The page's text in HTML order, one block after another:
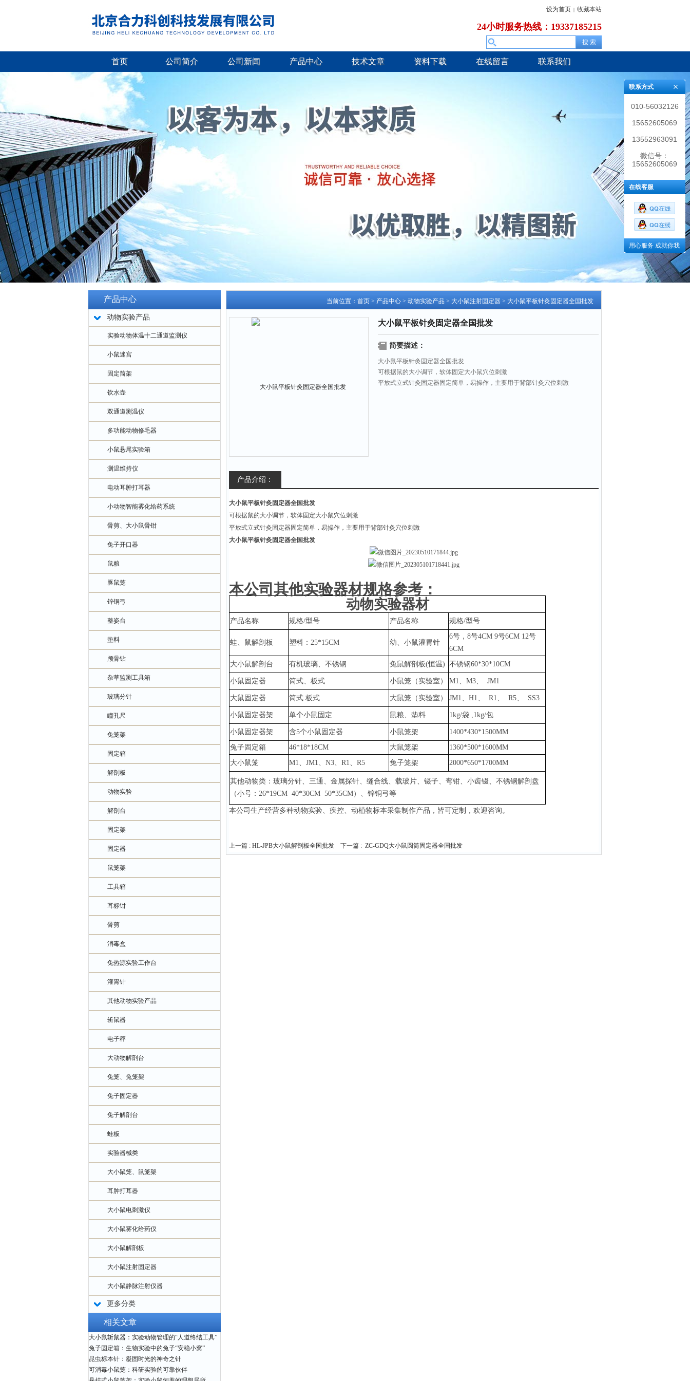
设为首页 | 收藏本站
24小时服务热线：19337185215
首页 公司简介 公司新闻 产品中心 技术文章 资料下载 在线留言 联系我们
产品中心
动物实验产品
实验动物体温十二通道监测仪
小鼠迷宫
固定筒架
饮水壶
双通道测温仪
多功能动物修毛器
小鼠悬尾实验箱
测温维持仪
电动耳肿打耳器
小动物智能雾化给药系统
骨剪、大小鼠骨钳
兔子开口器
鼠粮
豚鼠笼
锌铜弓
整姿台
垫料
颅骨钻
杂草监测工具箱
玻璃分针
瞳孔尺
兔笼架
固定箱
解剖板
动物实验
解剖台
固定架
固定器
鼠笼架
工具箱
耳标钳
骨剪
消毒盒
兔热源实验工作台
灌胃针
其他动物实验产品
斩鼠器
电子秤
大动物解剖台
兔笼、兔笼架
兔子固定器
兔子解剖台
蛙板
实验器械类
大小鼠笼、鼠笼架
耳肿打耳器
大小鼠电刺激仪
大小鼠雾化给药仪
大小鼠解剖板
大小鼠注射固定器
大小鼠静脉注射仪器
更多分类
相关文章
大小鼠斩鼠器：实验动物管理的“人道终结工具”
兔子固定箱：生物实验中的兔子“安稳小窝”
昆虫标本针：凝固时光的神奇之针
可消毒小鼠笼：科研实验的可靠伙伴
当前位置： 首页 > 产品中心 > 动物实验产品 > 大小鼠注射固定器 > 大小鼠平板针灸固定器全国批发
大小鼠平板针灸固定器全国批发
简要描述：
大小鼠平板针灸固定器全国批发
可根据鼠的大小调节，软体固定大小鼠穴位刺激
平放式立式针灸固定器固定简单，易操作，主要用于背部针灸穴位刺激
产品介绍：
大小鼠平板针灸固定器全国批发
可根据鼠的大小调节，软体固定大小鼠穴位刺激
平放式立式针灸固定器固定简单，易操作，主要用于背部针灸穴位刺激
大小鼠平板针灸固定器全国批发
本公司其他实验器材规格参考：
动物实验器材
产品名称 规格/型号 产品名称 规格/型号
蛙、鼠解剖板 塑料： 25*15CM 幼、小鼠灌胃针
6号，8号4CM 9号6CM 12号
6CM
大小鼠解剖台
有机玻璃、不锈钢 兔鼠解剖板(恒温) 不锈钢60*30*10CM
小鼠固定器 筒式、板式 小鼠笼（实验室） M1、M3、 JM1
大鼠固定器 筒式 板式 大鼠笼（实验室） JM1、H1、 R1、 R5、 SS3
小鼠固定器架 单个小鼠固定 鼠粮、垫料 1kg/袋 ,1kg/包
小鼠固定器架 含5个小鼠固定器 小鼠笼架
1400*430*1500MM
兔子固定箱
46*18*18CM 大鼠笼架
1360*500*1600MM
大小鼠笼
M1、JM1、N3、R1、R5 兔子笼架 2000*650*1700MM
其他动物类：玻璃分针、三通、金属探针、缝合线、载玻片、镊子、弯钳、小齿镊、不锈钢解剖盘
（小号： 26*19CM 40*30CM 50*35CM）、锌铜弓等
本公司生产经营多种动物实验、疾控、动植物标本采集制作产品，皆可定制，欢迎咨询。
上一篇 : HL-JPB大小鼠解剖板全国批发 下一篇 : ZC-GDQ大小鼠圆筒固定器全国批发
联系方式
010-56032126
15652605069
13552963091
微信号：
15652605069
在线客服
用心服务 成就你我